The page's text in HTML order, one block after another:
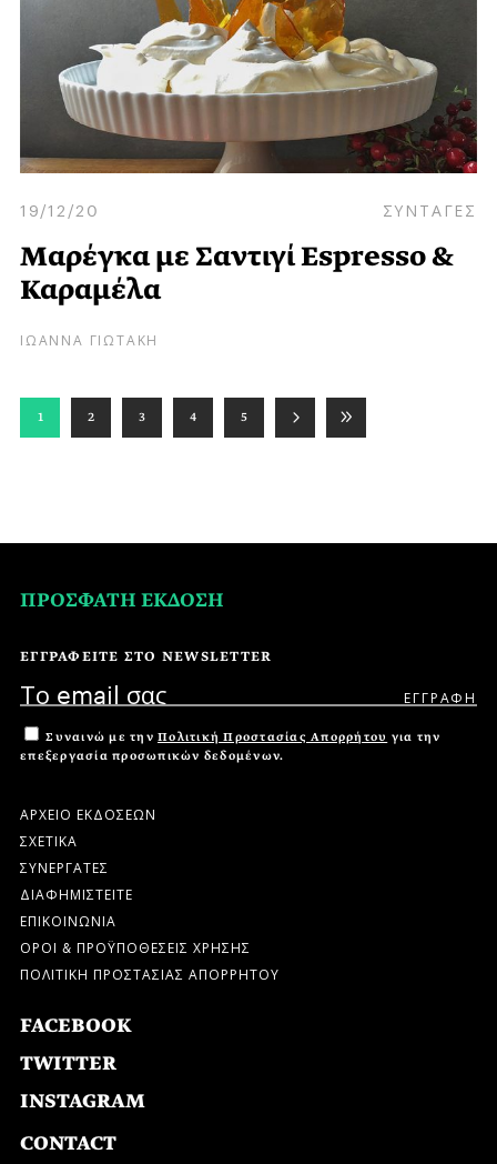
19/12/20 ΣΥΝΤΑΓΕΣ
Μαρέγκα με Σαντιγί Εspresso &
Καραμέλα
ΙΩΑΝΝΑ ΓΙΩΤΑΚΗ
1 2 3 4 5
ΠΡΟΣΦΑΤΗ ΕΚΔΟΣΗ
ΕΓΓΡΑΦΕΙΤΕ ΣΤΟ NEWSLETTER
Συναινώ με την Πολιτική Προστασίας Απορρήτου για την
επεξεργασία προσωπικών δεδομένων.
ΑΡΧΕΙΟ ΕΚΔΟΣΕΩΝ
ΣΧΕΤΙΚΑ
ΣΥΝΕΡΓΑΤΕΣ
ΔΙΑΦΗΜΙΣΤΕΙΤΕ
ΕΠΙΚΟΙΝΩΝΙΑ
ΟΡΟΙ & ΠΡΟΫΠΟΘΕΣΕΙΣ ΧΡΗΣΗΣ
ΠΟΛΙΤΙΚΗ ΠΡΟΣΤΑΣΙΑΣ ΑΠΟΡΡΗΤΟΥ
FACEBOOK
TWITTER
INSTAGRAM
CONTACT